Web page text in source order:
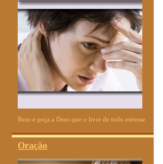
Reze e peça a Deus que o livre de todo estresse
Oração